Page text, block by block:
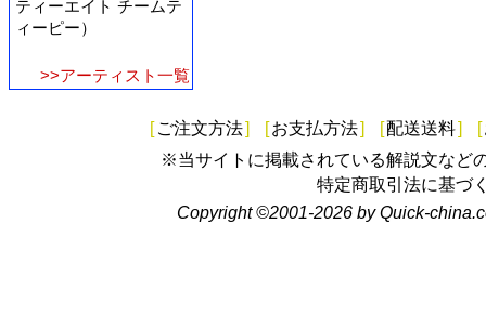
ティーエイト チームテ
ィーピー）
>>アーティスト一覧
[ ご注文方法] [お支払方法] [配送送料] [
※当サイトに掲載されている解説文など
特定商取引法に基づ
Copyright ©2001-2026 by Quick-